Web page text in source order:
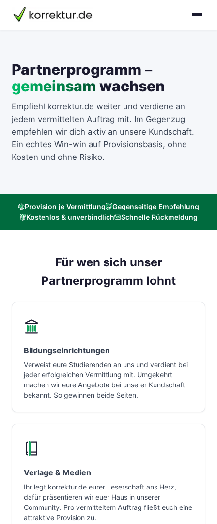
Partnerprogramm –
gemeinsam wachsen
Empfiehl korrektur.de weiter und verdiene an
jedem vermittelten Auftrag mit. Im Gegenzug
empfehlen wir dich aktiv an unsere Kundschaft.
Ein echtes Win-win auf Provisionsbasis, ohne
Kosten und ohne Risiko.
Provision je Vermittlung
Gegenseitige Empfehlung
Kostenlos & unverbindlich
Schnelle Rückmeldung
Für wen sich unser
Partnerprogramm lohnt
Bildungseinrichtungen
Verweist eure Studierenden an uns und verdient bei
jeder erfolgreichen Vermittlung mit. Umgekehrt
machen wir eure Angebote bei unserer Kundschaft
bekannt. So gewinnen beide Seiten.
Verlage & Medien
Ihr legt korrektur.de eurer Leserschaft ans Herz,
dafür präsentieren wir euer Haus in unserer
Community. Pro vermitteltem Auftrag fließt euch eine
attraktive Provision zu.